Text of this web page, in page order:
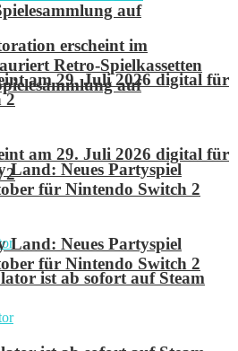
auf
am 29. Juli 2026 digital für
2
Neues Partyspiel
für Nintendo Switch 2
ist ab sofort auf Steam
erscheint im
Retro-Spielkassetten
auf
am 29. Juli 2026 digital für
2
Neues Partyspiel
für Nintendo Switch 2